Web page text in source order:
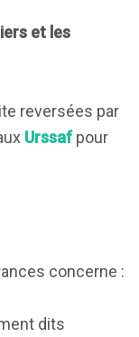
et les
reversées par
Urssafpour
concerne :
dits